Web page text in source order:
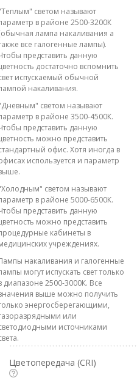
светом называют
в районе 2500-3200К
лампа накаливания а
все галогенные лампы).
представить данную
достаточно вспомнить
испускаемый обычной
накаливания.
светом называют
в районе 3500-4500К.
представить данную
можно представить
офис. Хотя иногда в
используется и параметр
светом называют
в районе 5000-6500К.
представить данную
можно представить
кабинеты в
учреждениях.
накаливания и галогенные
могут испускать свет только
диапазоне 2500-3000К. Все
выше можно получить
энергосберегающими,
или
источниками
Цветопередача (CRI)